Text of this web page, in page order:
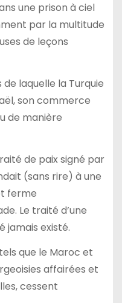
une prison à ciel
par la multitude
de leçons
laquelle la Turquie
son commerce
de manière
de paix signé par
(sans rire) à une
ferme
Le traité d’une
jamais existé.
que le Maroc et
affairées et
cessent